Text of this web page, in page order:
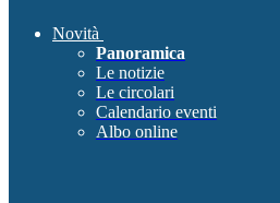
Novità
Panoramica
Le notizie
Le circolari
Calendario eventi
Albo online